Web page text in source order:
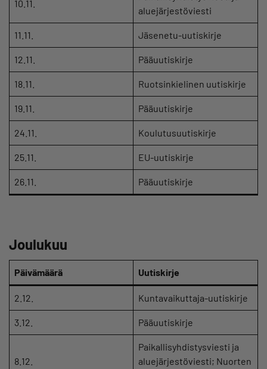
10.11.
aluejärjestöviesti
11.11. Jäsenetu-uutiskirje
12.11. Pääuutiskirje
18.11. Ruotsinkielinen uutiskirje
19.11. Pääuutiskirje
24.11. Koulutusuutiskirje
25.11. EU-uutiskirje
26.11. Pääuutiskirje
Joulukuu
Päivämäärä Uutiskirje
2.12. Kuntavaikuttaja-uutiskirje
3.12. Pääuutiskirje
8.12.
Paikallisyhdistysviesti ja
aluejärjestöviesti; Nuorten